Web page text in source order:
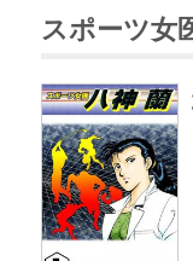
スポーツ女